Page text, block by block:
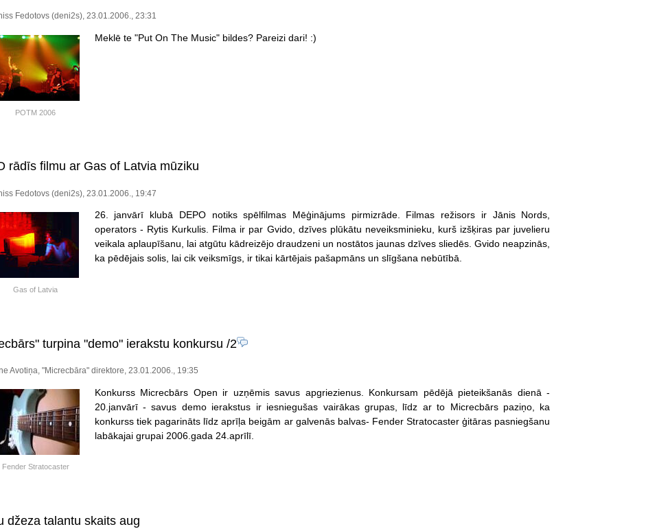
Fedotovs (deni2s), 23.01.2006., 23:31
POTM 2006
Meklē te "Put On The Music" bildes? Pareizi dari! :)
rādīs filmu ar Gas of Latvia mūziku
Fedotovs (deni2s), 23.01.2006., 19:47
Gas of Latvia
26. janvārī klubā DEPO notiks spēlfilmas Mēģinājums pirmizrāde. Filmas režisors ir Jānis Nords,
operators - Rytis Kurkulis. Filma ir par Gvido, dzīves plūkātu neveiksminieku, kurš izšķiras par juvelieru
veikala aplaupīšanu, lai atgūtu kādreizējo draudzeni un nostātos jaunas dzīves sliedēs. Gvido neapzinās,
ka pēdējais solis, lai cik veiksmīgs, ir tikai kārtējais pašapmāns un slīgšana nebūtībā.
turpina "demo" ierakstu konkursu /2
Avotiņa, "Micrecbāra" direktore, 23.01.2006., 19:35
Fender Stratocaster
Konkurss Micrecbārs Open ir uzņēmis savus apgriezienus. Konkursam pēdējā pieteikšanās dienā -
20.janvārī - savus demo ierakstus ir iesniegušas vairākas grupas, līdz ar to Micrecbārs paziņo, ka
konkurss tiek pagarināts līdz aprīļa beigām ar galvenās balvas- Fender Stratocaster ģitāras pasniegšanu
labākajai grupai 2006.gada 24.aprīlī.
džeza talantu skaits aug